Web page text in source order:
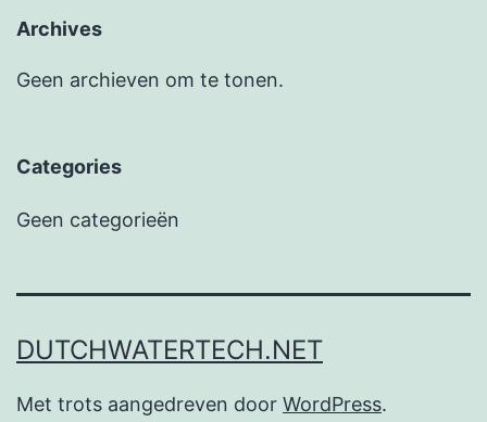
Archives
Geen archieven om te tonen.
Categories
Geen categorieën
DUTCHWATERTECH.NET
Met trots aangedreven door WordPress.